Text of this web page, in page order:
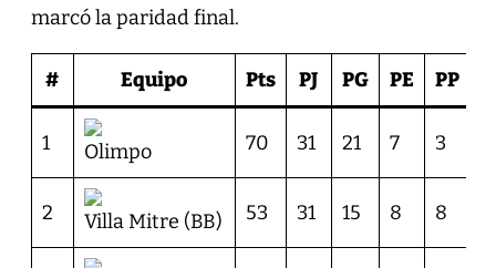
marcó la paridad final.
# Equipo Pts PJ PG PE PP
1 Olimpo 70 31 21 7 3
2 Villa Mitre (BB) 53 31 15 8 8